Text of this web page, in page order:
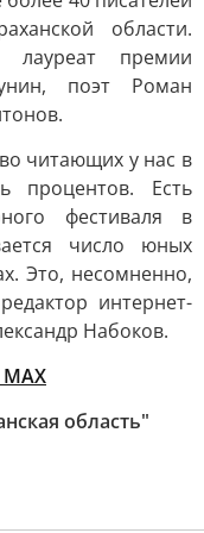
области.
лауреат премии
поэт Роман
читающих у нас в
процентов. Есть
фестиваля в
число юных
Это, несомненно,
интернет-
Набоков.
МАХ
область"